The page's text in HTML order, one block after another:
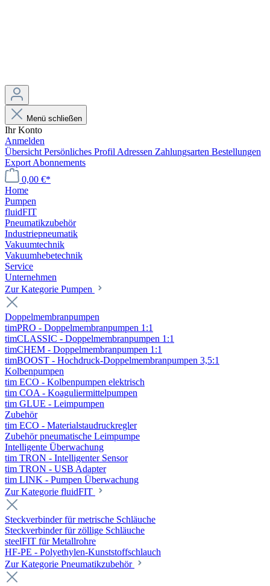
Menü schließen
Ihr Konto
Anmelden
Übersicht Persönliches Profil Adressen Zahlungsarten Bestellungen
Export Abonnements
0,00 €*
Home
Pumpen
fluidFIT
Pneumatikzubehör
Industriepneumatik
Vakuumtechnik
Vakuumhebetechnik
Service
Unternehmen
Zur Kategorie Pumpen
Doppelmembranpumpen
timPRO - Doppelmembranpumpen 1:1
timCLASSIC - Doppelmembranpumpen 1:1
timCHEM - Doppelmembranpumpen 1:1
timBOOST - Hochdruck-Doppelmembranpumpen 3,5:1
Kolbenpumpen
tim ECO - Kolbenpumpen elektrisch
tim COA - Koaguliermittelpumpen
tim GLUE - Leimpumpen
Zubehör
tim ECO - Materialstaudruckregler
Zubehör pneumatische Leimpumpe
Intelligente Überwachung
tim TRON - Intelligenter Sensor
tim TRON - USB Adapter
tim LINK - Pumpen Überwachung
Zur Kategorie fluidFIT
Steckverbinder für metrische Schläuche
Steckverbinder für zöllige Schläuche
steelFIT für Metallrohre
HF-PE - Polyethylen-Kunststoffschlauch
Zur Kategorie Pneumatikzubehör